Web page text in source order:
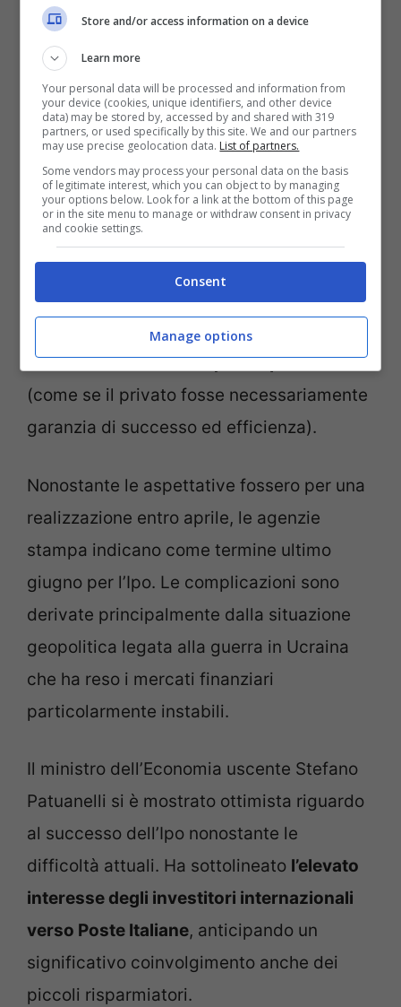
Piazza Affari (e un’opera d’arte) – Foto Ansa – notizie.com
L’intento di questa operazione è quello di
garantire maggiore efficienza ed efficacia
all’azienda attraverso questo processo
(come se il privato fosse necessariamente
garanzia di successo ed efficienza).
Nonostante le aspettative fossero per una
realizzazione entro aprile, le agenzie
stampa indicano come termine ultimo
giugno per l’Ipo. Le complicazioni sono
derivate principalmente dalla situazione
geopolitica legata alla guerra in Ucraina
che ha reso i mercati finanziari
particolarmente instabili.
Il ministro dell’Economia uscente Stefano
Patuanelli si è mostrato ottimista riguardo
al successo dell’Ipo nonostante le
difficoltà attuali. Ha sottolineato l’elevato
interesse degli investitori internazionali
verso Poste Italiane, anticipando un
significativo coinvolgimento anche dei
piccoli risparmiatori.
Store and/or access information on a device
Learn more
Your personal data will be processed and information from
your device (cookies, unique identifiers, and other device
data) may be stored by, accessed by and shared with 319
partners, or used specifically by this site. We and our partners
may use precise geolocation data. List of partners.
Some vendors may process your personal data on the basis
of legitimate interest, which you can object to by managing
your options below. Look for a link at the bottom of this page
or in the site menu to manage or withdraw consent in privacy
and cookie settings.
Consent
Manage options